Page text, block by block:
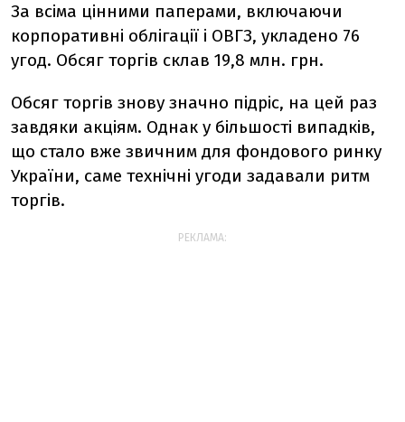
За всіма цінними паперами, включаючи
корпоративні облігації і ОВГЗ, укладено 76
угод. Обсяг торгів склав 19,8 млн. грн.
Обсяг торгів знову значно підріс, на цей раз
завдяки акціям. Однак у більшості випадків,
що стало вже звичним для фондового ринку
України, саме технічні угоди задавали ритм
торгів.
РЕКЛАМА: